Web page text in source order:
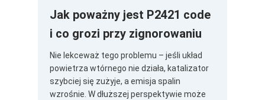
Jak poważny jest P2421 code
i co grozi przy zignorowaniu
Nie lekceważ tego problemu – jeśli układ
powietrza wtórnego nie działa, katalizator
szybciej się zużyje, a emisja spalin
wzrośnie. W dłuższej perspektywie może